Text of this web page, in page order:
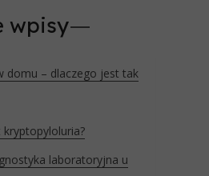
wpisy
domu – dlaczego jest tak
kryptopyloluria?
laboratoryjna u